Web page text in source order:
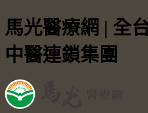
馬光醫療網 | 全
中醫連鎖集團